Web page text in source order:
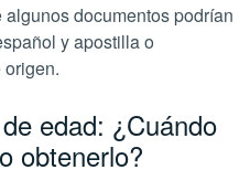
documentos podrían
y apostilla o
edad: ¿Cuándo
obtenerlo?